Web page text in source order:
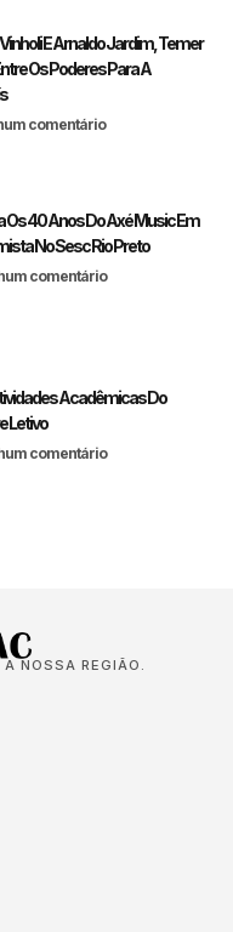
E Arnaldo Jardim, Temer
Os Poderes Para A
comentário
Os 40 Anos Do Axé Music Em
No Sesc Rio Preto
comentário
Acadêmicas Do
Letivo
comentário
NOSSA REGIÃO.